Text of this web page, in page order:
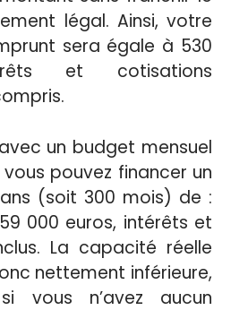
légal. Ainsi, votre
sera égale à 530
et cotisations
un budget mensuel
pouvez financer un
(soit 300 mois) de :
000 euros, intérêts et
La capacité réelle
nettement inférieure,
vous n’avez aucun